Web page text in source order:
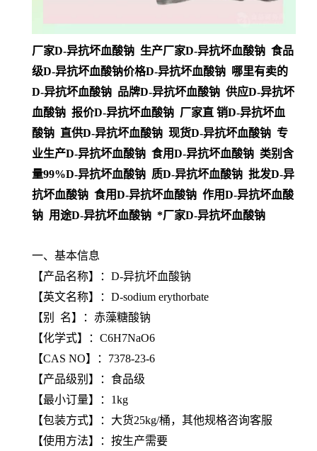
厂家D-异抗坏血酸钠 生产厂家D-异抗坏血酸钠 食品
级D-异抗坏血酸钠价格D-异抗坏血酸钠 哪里有卖的
D-异抗坏血酸钠 品牌D-异抗坏血酸钠 供应D-异抗坏
血酸钠 报价D-异抗坏血酸钠 厂家直 销D-异抗坏血
酸钠 直供D-异抗坏血酸钠 现货D-异抗坏血酸钠 专
业生产D-异抗坏血酸钠 食用D-异抗坏血酸钠 类别含
量99%D-异抗坏血酸钠 质D-异抗坏血酸钠 批发D-异
抗坏血酸钠 食用D-异抗坏血酸钠 作用D-异抗坏血酸
钠 用途D-异抗坏血酸钠 *厂家D-异抗坏血酸钠
一、基本信息
【产品名称】：D-异抗坏血酸钠
【英文名称】：D-sodium erythorbate
【别 名】：赤藻糖酸钠
【化学式】：C6H7NaO6
【CAS NO】：7378-23-6
【产品级别】：食品级
【最小订量】：1kg
【包装方式】：大货25kg/桶，其他规格咨询客服
【使用方法】：按生产需要